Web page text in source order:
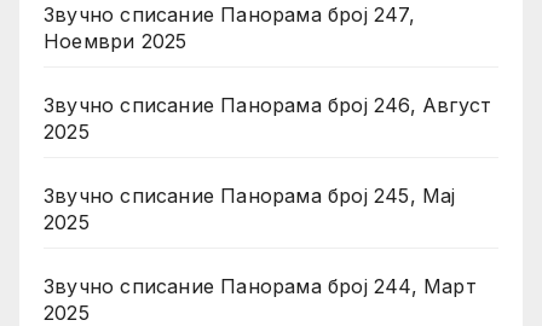
Звучно списание Панорама број 247,
Ноември 2025
Звучно списание Панорама број 246, Август
2025
Звучно списание Панорама број 245, Мај
2025
Звучно списание Панорама број 244, Март
2025